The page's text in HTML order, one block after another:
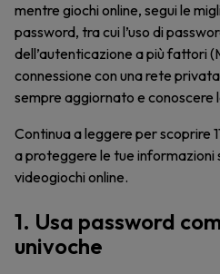
mentre giochi online, segui le
password, tra cui l’uso di
dell’autenticazione a più fattori
connessione con una rete
sempre aggiornato e conoscere
Continua a leggere per scoprire
a proteggere le tue informazioni
videogiochi online.
1. Usa password
univoche